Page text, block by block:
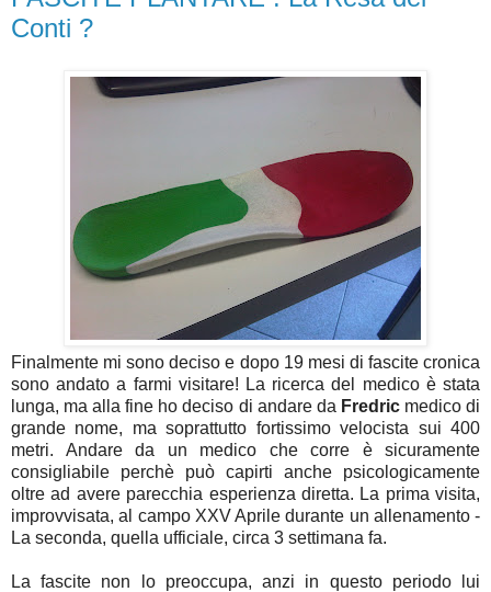
Conti ?
Finalmente mi sono deciso e dopo 19 mesi di fascite cronica
sono andato a farmi visitare! La ricerca del medico è stata
lunga, ma alla fine ho deciso di andare da Fredricmedico di
grande nome, ma soprattutto fortissimo velocista sui 400
metri. Andare da un medico che corre è sicuramente
consigliabile perchè può capirti anche psicologicamente
oltre ad avere parecchia esperienza diretta. La prima visita,
improvvisata, al campo XXV Aprile durante un allenamento -
La seconda, quella ufficiale, circa 3 settimana fa.
La fascite non lo preoccupa, anzi in questo periodo lui